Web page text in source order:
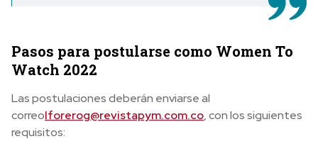
Pasos para postularse como Women To
Watch 2022
Las postulaciones deberán enviarse al
correolforerog@revistapym.com.co, con los siguientes
requisitos: